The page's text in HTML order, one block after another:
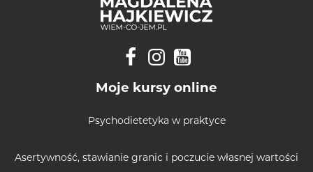
Moje kursy online
Psychodietetyka w praktyce
Asertywność, stawianie granic i poczucie własnej wartości